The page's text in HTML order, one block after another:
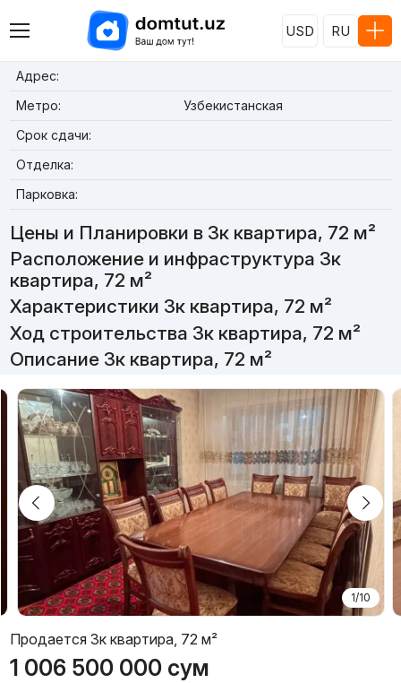
USD RU
Адрес:
Метро:
Узбекистанская
Срок сдачи:
Отделка:
Парковка:
Цены и Планировки в 3к квартира, 72 м²
Расположение и инфраструктура 3к
квартира, 72 м²
Характеристики 3к квартира, 72 м²
Ход строительства 3к квартира, 72 м²
Описание 3к квартира, 72 м²
1/10
Продается 3к квартира, 72 м²
1 006 500 000 сум